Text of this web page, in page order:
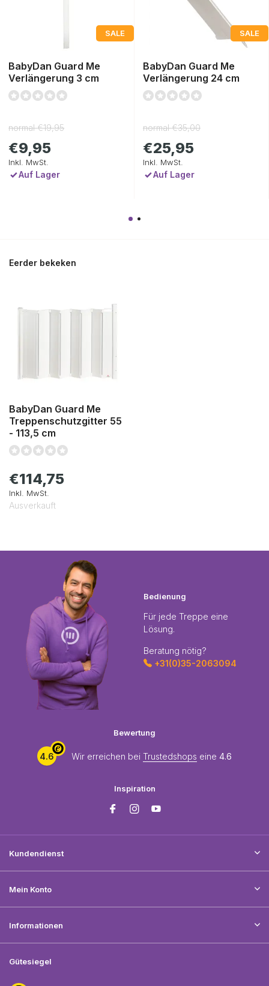
SALE
BabyDan Guard Me
Verlängerung 3 cm
normal€19,95
€9,95
Inkl. MwSt.
Auf Lager
SALE
BabyDan Guard Me
Verlängerung 24 cm
normal€35,00
€25,95
Inkl. MwSt.
Auf Lager
Eerder bekeken
BabyDan Guard Me
Treppenschutzgitter 55
- 113,5 cm
€114,75
Inkl. MwSt.
Ausverkauft
Bedienung
Für jede Treppe eine
Lösung.
Beratung nötig?
+31(0)35-2063094
Bewertung
4.6 Wir erreichen bei Trustedshops eine 4.6
Inspiration
Kundendienst
Mein Konto
Informationen
Gütesiegel